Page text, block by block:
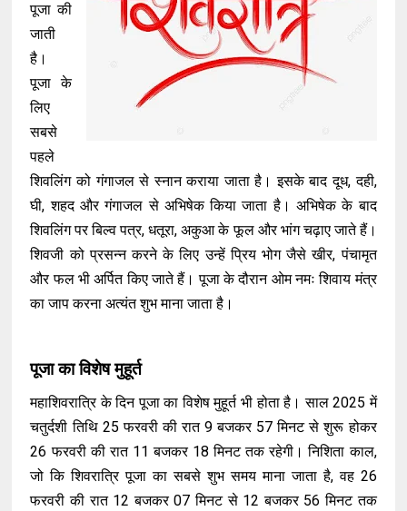
पूजा की
जाती
है।
पूजा के
लिए
सबसे
पहले
शिवलिंग को गंगाजल से स्नान कराया जाता है। इसके बाद दूध, दही,
घी, शहद और गंगाजल से अभिषेक किया जाता है। अभिषेक के बाद
शिवलिंग पर बिल्व पत्र, धतूरा, अकुआ के फूल और भांग चढ़ाए जाते हैं।
शिवजी को प्रसन्न करने के लिए उन्हें प्रिय भोग जैसे खीर, पंचामृत
और फल भी अर्पित किए जाते हैं। पूजा के दौरान ओम नमः शिवाय मंत्र
का जाप करना अत्यंत शुभ माना जाता है।
पूजा का विशेष मुहूर्त
महाशिवरात्रि के दिन पूजा का विशेष मुहूर्त भी होता है। साल 2025 में
चतुर्दशी तिथि 25 फरवरी की रात 9 बजकर 57 मिनट से शुरू होकर
26 फरवरी की रात 11 बजकर 18 मिनट तक रहेगी। निशिता काल,
जो कि शिवरात्रि पूजा का सबसे शुभ समय माना जाता है, वह 26
फरवरी की रात 12 बजकर 07 मिनट से 12 बजकर 56 मिनट तक